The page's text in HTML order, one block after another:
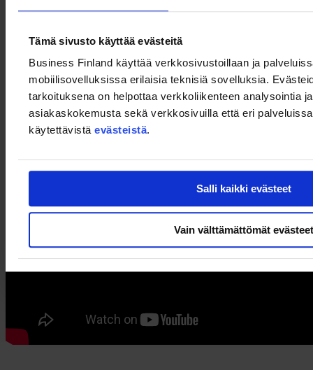
Tämä sivusto käyttää evästeitä
Business Finland käyttää verkkosivustoillaan ja
mobiilisovelluksissa erilaisia teknisiä sovelluksia.
tarkoituksena on helpottaa verkkoliikenteen analysointia
asiakaskokemusta sekä verkkosivuilla että eri
käytettävistä evästeistä.
Salli kaikki evästeet
Vain välttämättömät evästeet
Ilmoittautumisen yhteydessä voit jättää kysymyksiä, joihin pyrimme
Lisätietoa
Finnvera
Maaluokituskartta